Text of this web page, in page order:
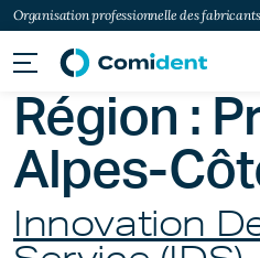
Organisation professionnelle des
Région :
Alpes-
Innovation